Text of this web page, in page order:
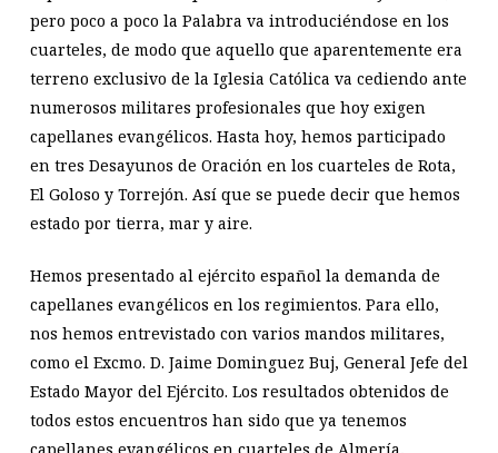
pero poco a poco la Palabra va introduciéndose en los
cuarteles, de modo que aquello que aparentemente era
terreno exclusivo de la Iglesia Católica va cediendo ante
numerosos militares profesionales que hoy exigen
capellanes evangélicos. Hasta hoy, hemos participado
en tres Desayunos de Oración en los cuarteles de Rota,
El Goloso y Torrejón. Así que se puede decir que hemos
estado por tierra, mar y aire.
Hemos presentado al ejército español la demanda de
capellanes evangélicos en los regimientos. Para ello,
nos hemos entrevistado con varios mandos militares,
como el Excmo. D. Jaime Dominguez Buj, General Jefe del
Estado Mayor del Ejército. Los resultados obtenidos de
todos estos encuentros han sido que ya tenemos